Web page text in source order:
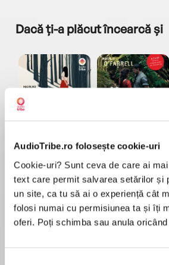
AudioTribe.ro folosește cookie-uri
Cookie-uri? Sunt ceva de care ai
text care permit salvarea setărilor și
un site, ca tu să ai o experiență cât
folosi numai cu permisiunea ta și îți
oferi. Poți schimba sau anula
Dacă ți-a plăcut încearcă și